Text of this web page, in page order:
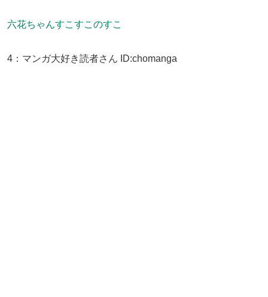
六花ちゃんすこすこのすこ
4 ： マンガ大好き読者さん ID:chomanga